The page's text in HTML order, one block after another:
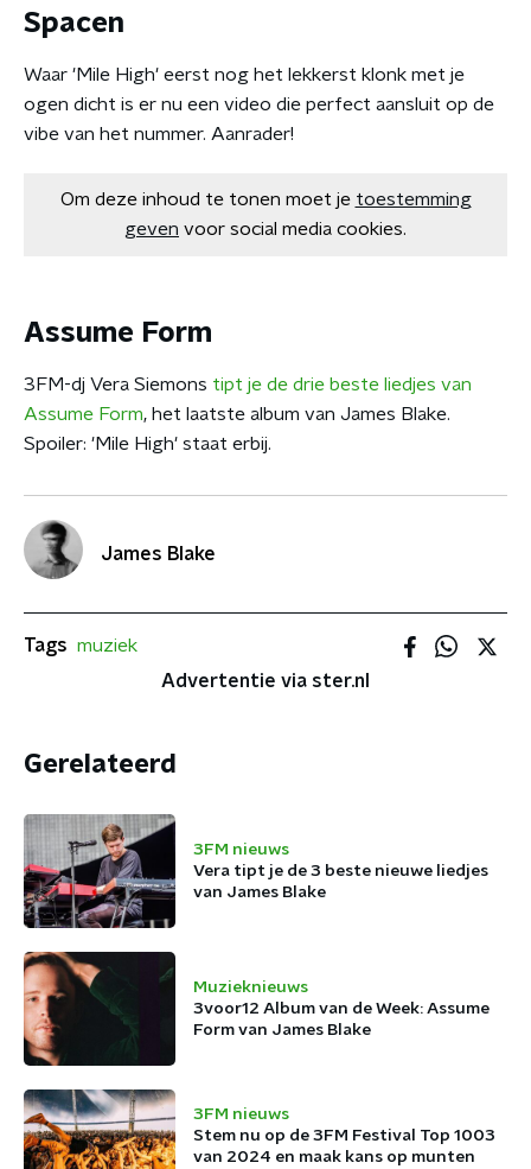
Spacen
Waar 'Mile High' eerst nog het lekkerst klonk met je
ogen dicht is er nu een video die perfect aansluit op de
vibe van het nummer. Aanrader!
Om deze inhoud te tonen moet je toestemming
geven voor social media cookies.
Assume Form
3FM-dj Vera Siemons tipt je de drie beste liedjes van
Assume Form, het laatste album van James Blake.
Spoiler: 'Mile High' staat erbij.
James Blake
Tags muziek
Advertentie via ster.nl
Gerelateerd
3FM nieuws
Vera tipt je de 3 beste nieuwe liedjes
van James Blake
Muzieknieuws
3voor12 Album van de Week: Assume
Form van James Blake
3FM nieuws
Stem nu op de 3FM Festival Top 1003
van 2024 en maak kans op munten